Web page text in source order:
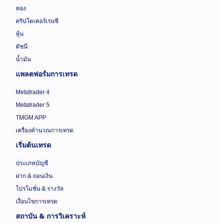
ทอง
คริปโตเคอร์เรนซี
หุ้น
ดัชนี
น้ำมัน
แพลตฟอร์มการเทรด
Metatrader 4
Metatrader 5
TMGM APP
เครื่องคำนวณการเทรด
เริ่มต้นเทรด
ประเภทบัญชี
ฝาก & ถอนเงิน
โปรโมชั่น & รางวัล
เงื่อนไขการเทรด
สถาบัน & การวิเคราะห์